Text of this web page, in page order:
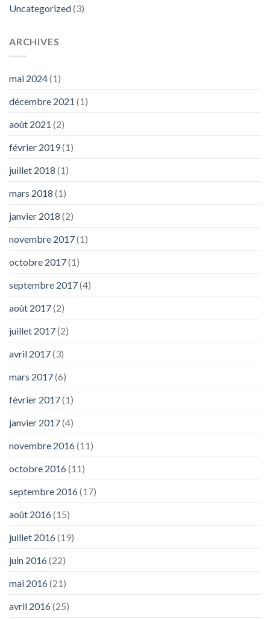
Uncategorized(3)
ARCHIVES
mai 2024(1)
décembre 2021 (1)
août 2021 (2)
février 2019(1)
juillet 2018 (1)
mars 2018 (1)
janvier 2018 (2)
novembre 2017(1)
octobre 2017(1)
septembre 2017(4)
août 2017(2)
juillet 2017(2)
avril 2017(3)
mars 2017(6)
février 2017(1)
janvier 2017(4)
novembre 2016(11)
octobre 2016(11)
septembre 2016(17)
août 2016(15)
juillet 2016(19)
juin 2016(22)
mai 2016(21)
avril 2016(25)